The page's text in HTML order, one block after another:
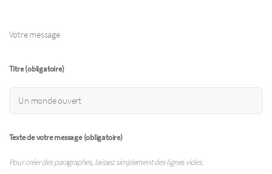
Votre message
Titre (obligatoire)
Texte de votre message (obligatoire)
Pour créer des paragraphes, laissez simplement des lignes vides.